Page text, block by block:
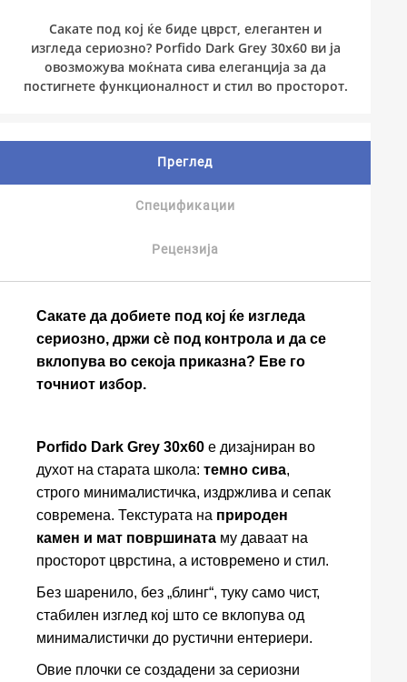
Сакате под кој ќе биде цврст, елегантен и
изгледа сериозно? Porfido Dark Grey 30x60 ви ја
овозможува моќната сива елеганција за да
постигнете функционалност и стил во просторот.
Преглед
Спецификации
Рецензија
Сакате да добиете под кој ќе изгледа
сериозно, држи сѐ под контрола и да се
вклопува во секоја приказна? Еве го
точниот избор.
Porfido Dark Grey 30x60 е дизајниран во
духот на старата школа: темно сива,
строго минималистичка, издржлива и сепак
современа. Текстурата на природен
камен и мат површината му даваат на
просторот цврстина, а истовремено и стил.
Без шаренило, без „блинг“, туку само чист,
стабилен изглед кој што се вклопува од
минималистички до рустични ентериери.
Овие плочки се создадени за сериозни